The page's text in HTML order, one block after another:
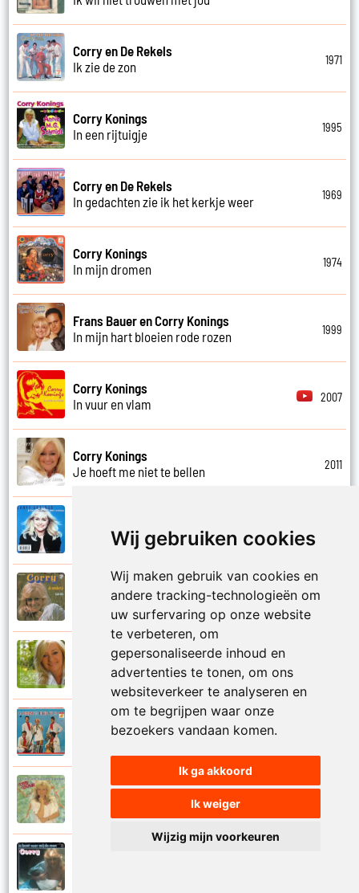
Wij gebruiken cookies
Wij maken gebruik van cookies en
andere tracking-technologieën om
uw surfervaring op onze website
te verbeteren, om
gepersonaliseerde inhoud en
advertenties te tonen, om ons
websiteverkeer te analyseren en
om te begrijpen waar onze
bezoekers vandaan komen.
Ik ga akkoord
Ik weiger
Wijzig mijn voorkeuren
Corry en De Rekels
Ik zie de zon
1971
Corry Konings
In een rijtuigje
1995
Corry en De Rekels
In gedachten zie ik het kerkje weer
1969
Corry Konings
In mijn dromen
1974
Frans Bauer en Corry Konings
In mijn hart bloeien rode rozen
1999
Corry Konings
In vuur en vlam
2007
Corry Konings
Je hoeft me niet te bellen
2011
Je kan je leven nooit meer overdoen
Corry Konings
Je moedertje
Corry Konings
Corry en De Rekels
Jij bent een zeeman
Corry Konings